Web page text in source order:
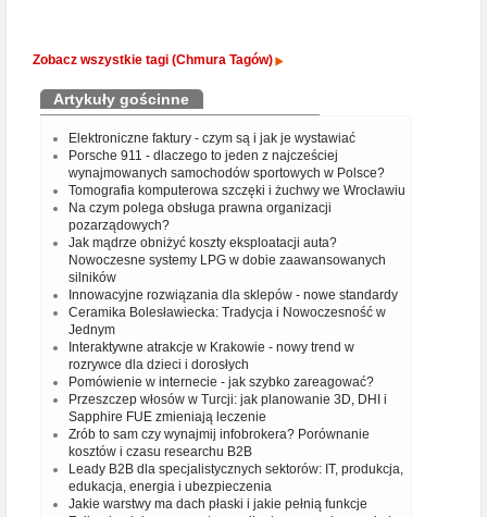
Zobacz wszystkie tagi (Chmura Tagów)
Artykuły gościnne
Elektroniczne faktury - czym są i jak je wystawiać
Porsche 911 - dlaczego to jeden z najcześciej
wynajmowanych samochodów sportowych w Polsce?
Tomografia komputerowa szczęki i żuchwy we Wrocławiu
Na czym polega obsługa prawna organizacji
pozarządowych?
Jak mądrze obniżyć koszty eksploatacji auta?
Nowoczesne systemy LPG w dobie zaawansowanych
silników
Innowacyjne rozwiązania dla sklepów - nowe standardy
Ceramika Bolesławiecka: Tradycja i Nowoczesność w
Jednym
Interaktywne atrakcje w Krakowie - nowy trend w
rozrywce dla dzieci i dorosłych
Pomówienie w internecie - jak szybko zareagować?
Przeszczep włosów w Turcji: jak planowanie 3D, DHI i
Sapphire FUE zmieniają leczenie
Zrób to sam czy wynajmij infobrokera? Porównanie
kosztów i czasu researchu B2B
Leady B2B dla specjalistycznych sektorów: IT, produkcja,
edukacja, energia i ubezpieczenia
Jakie warstwy ma dach płaski i jakie pełnią funkcje